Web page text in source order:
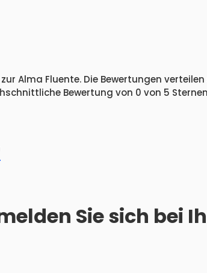
Alma Fluente. Die Bewertungen
Bewertung von 0 von 5
Sie sich bei